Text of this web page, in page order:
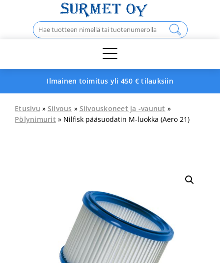
Haku:
Ilmainen toimitus yli 450 € tilauksiin
Etusivu » Siivous » Siivouskoneet ja -vaunut »
Pölynimurit » Nilfisk pääsuodatin M-luokka (Aero 21)